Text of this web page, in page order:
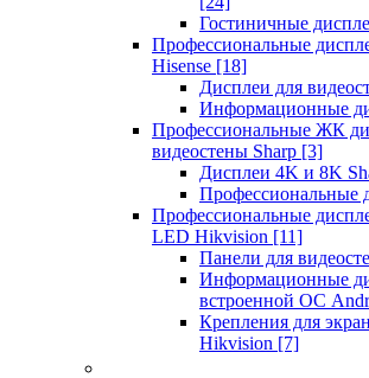
Гостиничные
Профессиональные
Hisense [18]
Дисплеи для
Информационные
Профессиональные ЖК
видеостены Sharp [3]
Дисплеи 4K и 8K
Профессиональные
Профессиональные
LED Hikvision [11]
Панели для
Информационные
встроенной ОС
Крепления для
Hikvision [7]